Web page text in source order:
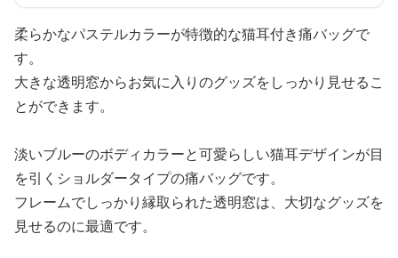
柔らかなパステルカラーが特徴的な猫耳付き痛バッグで
す。
大きな透明窓からお気に入りのグッズをしっかり見せるこ
とができます。
淡いブルーのボディカラーと可愛らしい猫耳デザインが目
を引くショルダータイプの痛バッグです。
フレームでしっかり縁取られた透明窓は、大切なグッズを
見せるのに最適です。